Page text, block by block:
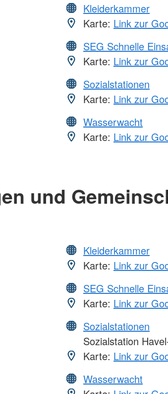
Kleiderkammer
Karte: Link zur
SEG Schnelle
Karte: Link zur
Sozialstationen
Karte: Link zur
Wasserwacht
Karte: Link zur
und
Kleiderkammer
Karte: Link zur
SEG Schnelle
Karte: Link zur
Sozialstationen
Sozialstation
Karte: Link zur
Wasserwacht